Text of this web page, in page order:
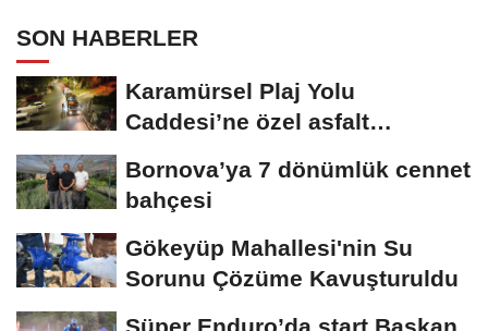
SON HABERLER
Karamürsel Plaj Yolu
Caddesi’ne özel asfalt
Bornova’ya 7 dönümlük cennet
bahçesi
Gökeyüp Mahallesi'nin Su
Sorunu Çözüme Kavuşturuldu